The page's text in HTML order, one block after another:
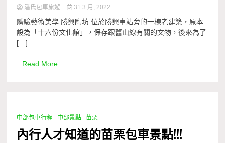
潘氏包車旅遊 31 3 月, 2022
體驗藝術美學:勝興陶坊 位於勝興車站旁的一棟老建築，原本
設為「十六份文化館」，保存跟舊山線有關的文物，後來為了
[…]...
Read More
1 Minute
中部包車行程 中部景點 苗栗
內行人才知道的苗栗包車景點!!!